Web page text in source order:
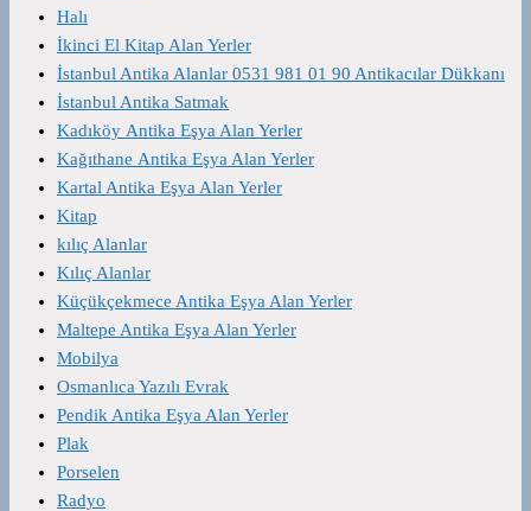
Halı
İkinci El Kitap Alan Yerler
İstanbul Antika Alanlar 0531 981 01 90 Antikacılar Dükkanı
İstanbul Antika Satmak
Kadıköy Antika Eşya Alan Yerler
Kağıthane Antika Eşya Alan Yerler
Kartal Antika Eşya Alan Yerler
Kitap
kılıç Alanlar
Kılıç Alanlar
Küçükçekmece Antika Eşya Alan Yerler
Maltepe Antika Eşya Alan Yerler
Mobilya
Osmanlıca Yazılı Evrak
Pendik Antika Eşya Alan Yerler
Plak
Porselen
Radyo